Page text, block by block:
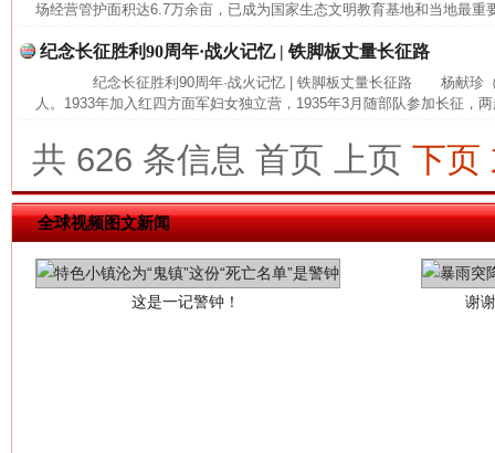
场经营管护面积达6.7万余亩，已成为国家生态文明教育基地和当地最重
纪念长征胜利90周年·战火记忆 | 铁脚板丈量长征路
纪念长征胜利90周年·战火记忆 | 铁脚板丈量长征路 杨献珍（
人。1933年加入红四方面军妇女独立营，1935年3月随部队参加长征，
共 626 条信息 首页 上页 下页
全球视频图文新闻
这是一记警钟！ 谢